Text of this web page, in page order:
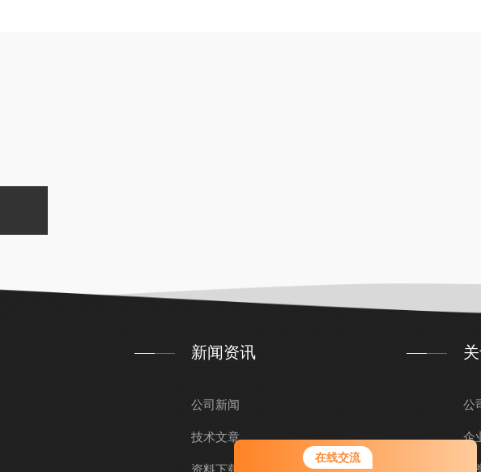
在线交流
您好！欢迎前来咨询，很高兴为您
服务，请问您要咨询什么问题呢？
新闻资讯
公司新闻
技术文章
资料下载
公
企